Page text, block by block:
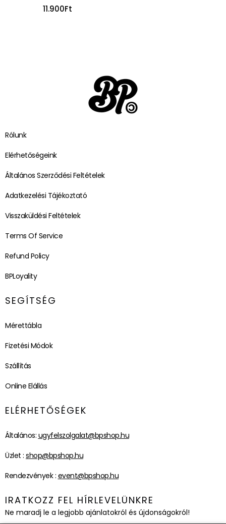
11.900Ft
Rólunk
Elérhetőségeink
Általános Szerződési Feltételek
Adatkezelési Tájékoztató
Visszaküldési Feltételek
Terms Of Service
Refund Policy
BPLoyality
SEGÍTSÉG
Mérettábla
Fizetési Módok
Szállítás
Online Elállás
ELÉRHETŐSÉGEK
Általános: ugyfelszolgalat@bpshop.hu
Üzlet : shop@bpshop.hu
Rendezvények : event@bpshop.hu
IRATKOZZ FEL HÍRLEVELÜNKRE
Ne maradj le a legjobb ajánlatokról és újdonságokról!